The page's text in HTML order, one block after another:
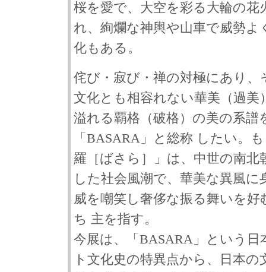
桜を愛で、大空を彩る大輪の花
れ、絢爛な神輿や山車で威勢よ
化もある。
侘び・寂び・禅の対極にあり、
文化とも相容れない華美（過美
溢れる覇格（破格）の美の系譜
「BASARA」と総称 したい。
羅［ばさら］」は、中世の南北
した社会風潮で、華美な異風に
威を嘲笑し奢侈な振る舞いを好
ち 主を指す。
今展は、「BASARA」という日
ト文化史の特異点から、日本の